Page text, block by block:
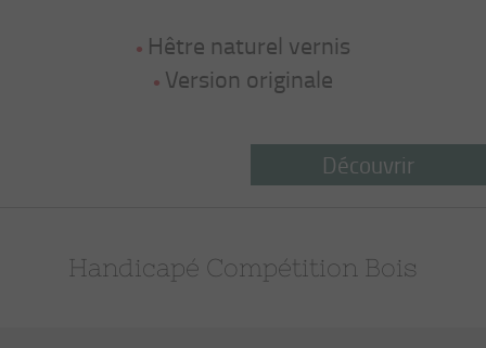
Hêtre naturel vernis
Version originale
Découvrir
Handicapé Compétition Bois